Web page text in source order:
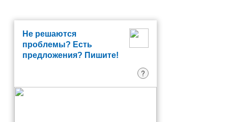
Не решаются
проблемы? Есть
предложения? Пишите!
?